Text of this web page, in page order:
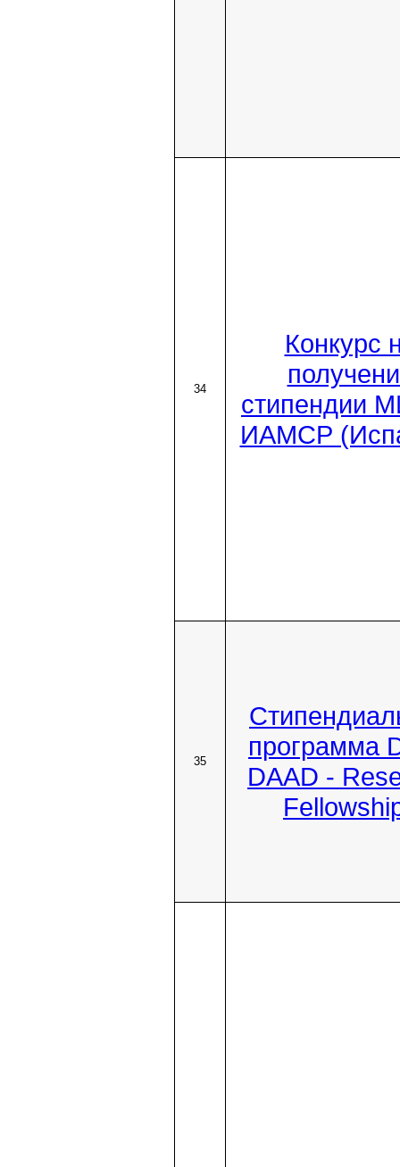
34
Конкурс
стипендии
ИАМСР
35
программа
DAAD -